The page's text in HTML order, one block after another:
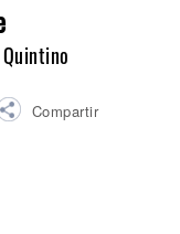
Compartir